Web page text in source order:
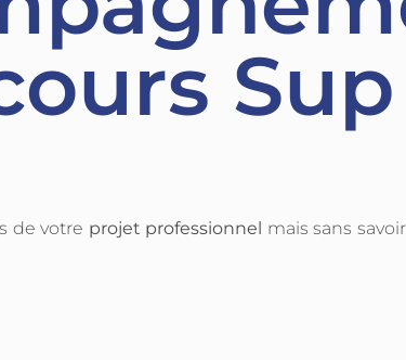
Sup
de votre projet professionnel mais sans